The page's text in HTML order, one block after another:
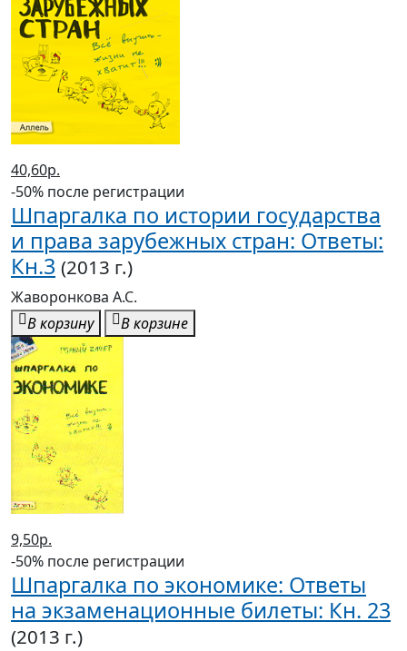
40,60р.
-50% после регистрации
Шпаргалка по истории государства
и права зарубежных стран: Ответы:
Кн.3 (2013 г.)
Жаворонкова А.С.
В корзину
В корзине
9,50р.
-50% после регистрации
Шпаргалка по экономике: Ответы
на экзаменационные билеты: Кн. 23
(2013 г.)